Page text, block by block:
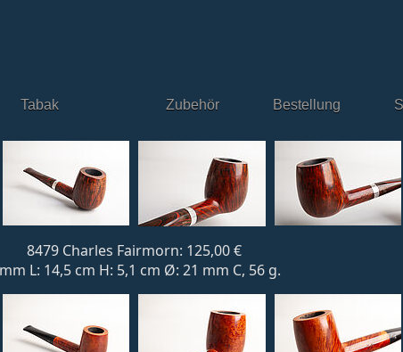
Tabak Zubehör Bestellung
8479 Charles Fairmorn: 125,00 €
L: 14,5 cm H: 5,1 cm Ø: 21 mm C, 56 g.